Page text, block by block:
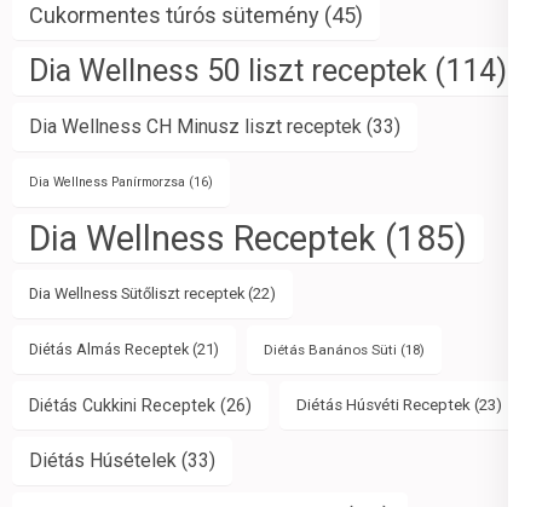
Cukormentes túrós sütemény (45)
Dia Wellness 50 liszt receptek (114)
Dia Wellness CH Minusz liszt receptek (33)
Dia Wellness Panírmorzsa (16)
Dia Wellness Receptek (185)
Dia Wellness Sütőliszt receptek (22)
Diétás Almás Receptek (21) Diétás Banános Süti (18)
Diétás Cukkini Receptek (26) Diétás Húsvéti Receptek (23)
Diétás Húsételek (33)